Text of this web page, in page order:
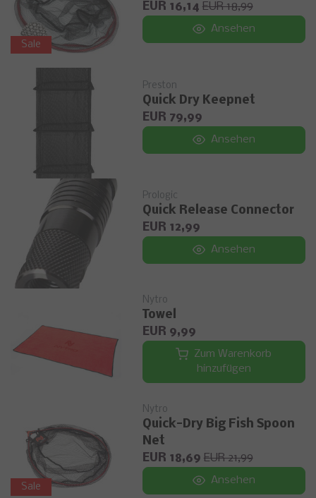
Sale
EUR 16,14 EUR 18,99
Ansehen
Preston
Quick Dry Keepnet
EUR 79,99
Ansehen
Prologic
Quick Release Connector
EUR 12,99
Ansehen
Nytro
Towel
EUR 9,99
Zum Warenkorb
hinzufügen
Sale
Nytro
Quick-Dry Big Fish Spoon
Net
EUR 18,69 EUR 21,99
Ansehen